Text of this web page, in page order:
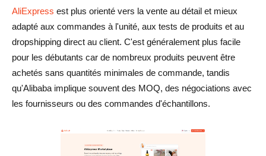
AliExpress est plus orienté vers la vente au détail et mieux
adapté aux commandes à l'unité, aux tests de produits et au
dropshipping direct au client. C'est généralement plus facile
pour les débutants car de nombreux produits peuvent être
achetés sans quantités minimales de commande, tandis
qu'Alibaba implique souvent des MOQ, des négociations avec
les fournisseurs ou des commandes d'échantillons.